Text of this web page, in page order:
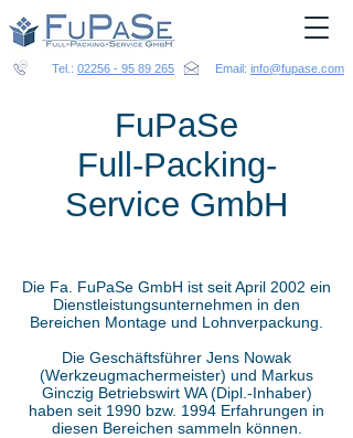
Tel.: 02256 - 95 89 265 Email: info@fupase.com
FuPaSe
Full-Packing-
Service GmbH
Die Fa. FuPaSe GmbH ist seit April 2002 ein
Dienstleistungsunternehmen in den
Bereichen Montage und Lohnverpackung.
Die Geschäftsführer Jens Nowak
(Werkzeugmachermeister) und Markus
Ginczig Betriebswirt WA (Dipl.-Inhaber)
haben seit 1990 bzw. 1994 Erfahrungen in
diesen Bereichen sammeln können.